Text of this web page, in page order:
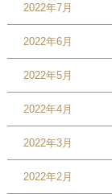
2022年7月
2022年6月
2022年5月
2022年4月
2022年3月
2022年2月